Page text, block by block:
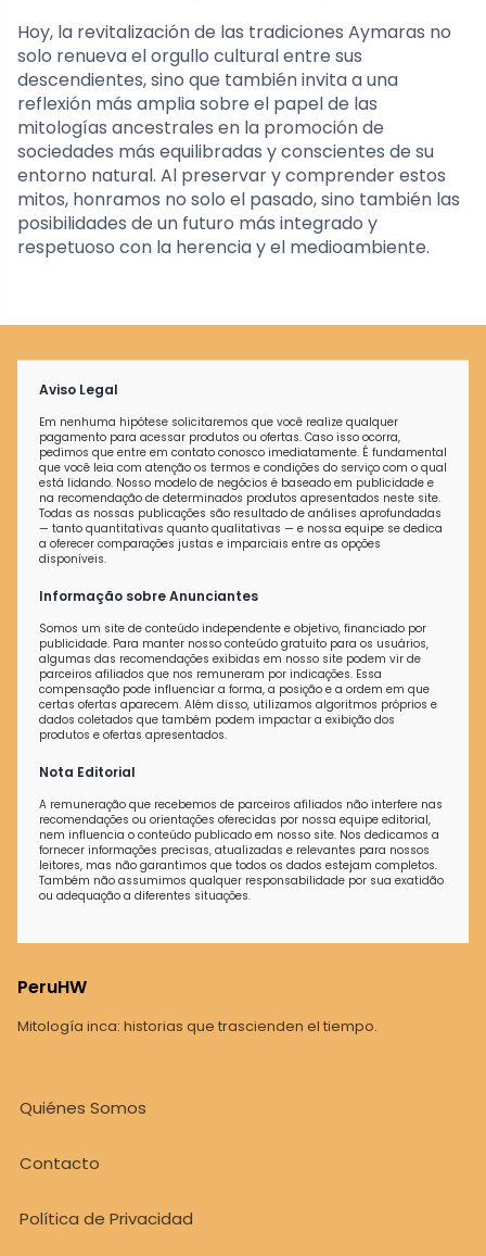
Hoy, la revitalización de las tradiciones Aymaras no
solo renueva el orgullo cultural entre sus
descendientes, sino que también invita a una
reflexión más amplia sobre el papel de las
mitologías ancestrales en la promoción de
sociedades más equilibradas y conscientes de su
entorno natural. Al preservar y comprender estos
mitos, honramos no solo el pasado, sino también las
posibilidades de un futuro más integrado y
respetuoso con la herencia y el medioambiente.
Aviso Legal
Em nenhuma hipótese solicitaremos que você realize qualquer
pagamento para acessar produtos ou ofertas. Caso isso ocorra,
pedimos que entre em contato conosco imediatamente. É fundamental
que você leia com atenção os termos e condições do serviço com o qual
está lidando. Nosso modelo de negócios é baseado em publicidade e
na recomendação de determinados produtos apresentados neste site.
Todas as nossas publicações são resultado de análises aprofundadas
— tanto quantitativas quanto qualitativas — e nossa equipe se dedica
a oferecer comparações justas e imparciais entre as opções
disponíveis.
Informação sobre Anunciantes
Somos um site de conteúdo independente e objetivo, financiado por
publicidade. Para manter nosso conteúdo gratuito para os usuários,
algumas das recomendações exibidas em nosso site podem vir de
parceiros afiliados que nos remuneram por indicações. Essa
compensação pode influenciar a forma, a posição e a ordem em que
certas ofertas aparecem. Além disso, utilizamos algoritmos próprios e
dados coletados que também podem impactar a exibição dos
produtos e ofertas apresentados.
Nota Editorial
A remuneração que recebemos de parceiros afiliados não interfere nas
recomendações ou orientações oferecidas por nossa equipe editorial,
nem influencia o conteúdo publicado em nosso site. Nos dedicamos a
fornecer informações precisas, atualizadas e relevantes para nossos
leitores, mas não garantimos que todos os dados estejam completos.
Também não assumimos qualquer responsabilidade por sua exatidão
ou adequação a diferentes situações.
PeruHW
Mitología inca: historias que trascienden el tiempo.
Quiénes Somos
Contacto
Política de Privacidad